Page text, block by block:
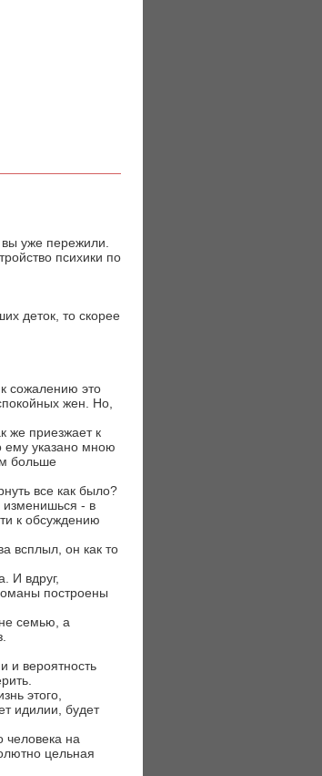
уже пережили.
психики по
деток, то скорее
сожалению это
жен. Но,
же приезжает к
ему указано мною
больше
все как было?
изменишься - в
к обсуждению
всплыл, он как то
И вдруг,
построены
семью, а
и вероятность
этого,
идилии, будет
человека на
цельная